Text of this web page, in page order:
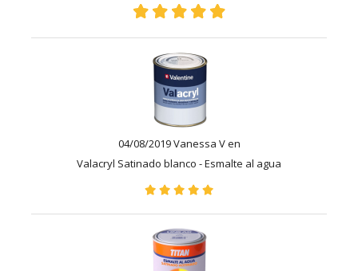
04/08/2019 Vanessa V en
Valacryl Satinado blanco - Esmalte al agua